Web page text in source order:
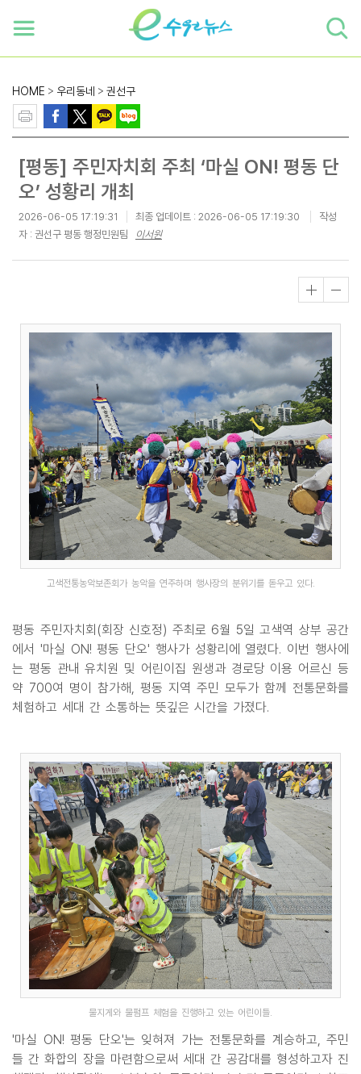
HOME > 우리동네 > 권선구
[평동] 주민자치회 주최 ‘마실 ON! 평동 단
오’ 성황리 개최
2026-06-05 17:19:31 최종 업데이트 : 2026-06-05 17:19:30
작성
자 : 권선구 평동 행정민원팀
이서원
고색전통농악보존회가 농악을 연주하며 행사장의 분위기를 돋우고 있다.
평동 주민자치회(회장 신호정) 주최로 6월 5일 고색역 상부 공간
에서 '마실 ON! 평동 단오' 행사가 성황리에 열렸다. 이번 행사에
는 평동 관내 유치원 및 어린이집 원생과 경로당 이용 어르신 등
약 700여 명이 참가해, 평동 지역 주민 모두가 함께 전통문화를
체험하고 세대 간 소통하는 뜻깊은 시간을 가졌다.
물지게와 물펌프 체험을 진행하고 있는 어린이들.
'마실 ON! 평동 단오'는 잊혀져 가는 전통문화를 계승하고, 주민
들 간 화합의 장을 마련함으로써 세대 간 공감대를 형성하고자 진